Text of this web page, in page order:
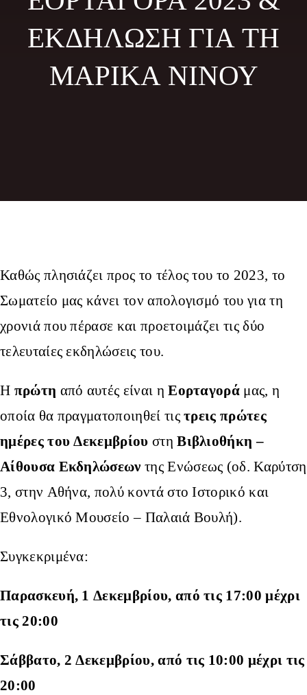
Τα Νέα μας
ΕΚΔΗΛΩΣΗ ΓΙΑ ΤΗ
ΜΑΡΙΚΑ ΝΙΝΟΥ
Καθώς πλησιάζει προς το τέλος του το 2023, το
Σωματείο μας κάνει τον απολογισμό του για τη
χρονιά που πέρασε και προετοιμάζει τις δύο
τελευταίες εκδηλώσεις του.
Η πρώτη από αυτές είναι ηΕορταγορά μας, η
οποία θα πραγματοποιηθεί τιςτρεις πρώτες
ημέρες του Δεκεμβρίου στηΒιβλιοθήκη –
Αίθουσα Εκδηλώσεων της Ενώσεως (οδ. Καρύτση
3, στην Αθήνα, πολύ κοντά στο Ιστορικό και
Εθνολογικό Μουσείο – Παλαιά Βουλή).
Συγκεκριμένα:
Παρασκευή, 1 Δεκεμβρίου, από τις 17:00 μέχρι
τις 20:00
Σάββατο, 2 Δεκεμβρίου, από τις 10:00 μέχρι τις
20:00